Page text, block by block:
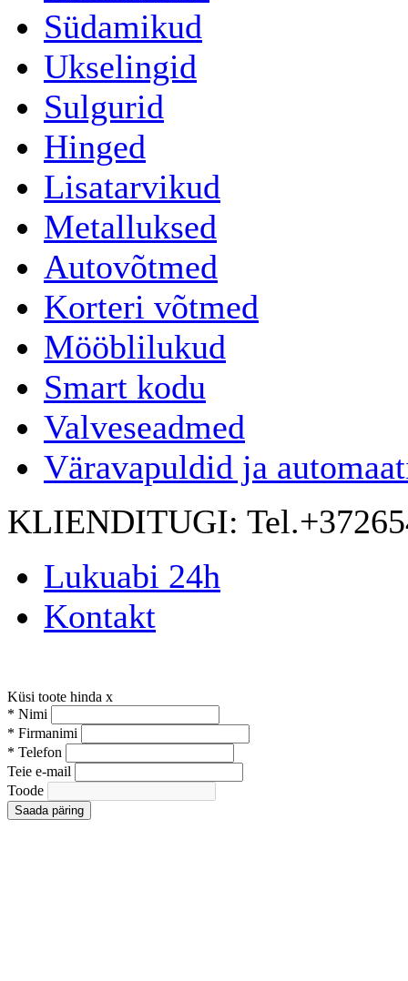
Südamikud
Ukselingid
Sulgurid
Hinged
Lisatarvikud
Metalluksed
Autovõtmed
Korteri võtmed
Mööblilukud
Smart kodu
Valveseadmed
Väravapuldid ja
KLIENDITUGI:
Lukuabi 24h
Kontakt
Küsi toote hinda x
* Nimi
* Firmanimi
* Telefon
Teie e-mail
Toode